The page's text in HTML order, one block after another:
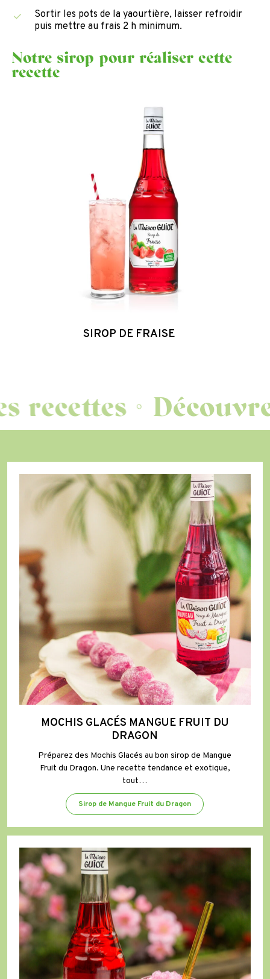
Sortir les pots de la yaourtière, laisser refroidir
puis mettre au frais 2 h minimum.
Notre sirop pour réaliser cette
recette
Sirop
Fraise
SIROP DE FRAISE
◦
Mochis
Glacés
Mangue
du
Dragon
MOCHIS GLACÉS MANGUE FRUIT DU
DRAGON
Préparez des Mochis Glacés au bon sirop de Mangue
Fruit du Dragon. Une recette tendance et exotique,
tout…
Sirop de Mangue Fruit du Dragon
Granité
Mangue
Fruit
du
Dragon